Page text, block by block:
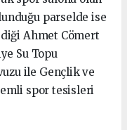
parselde ise
Ahmet Cömert
Su Topu
ile Gençlik ve
spor tesisleri